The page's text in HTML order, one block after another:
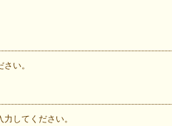
い。
してください。